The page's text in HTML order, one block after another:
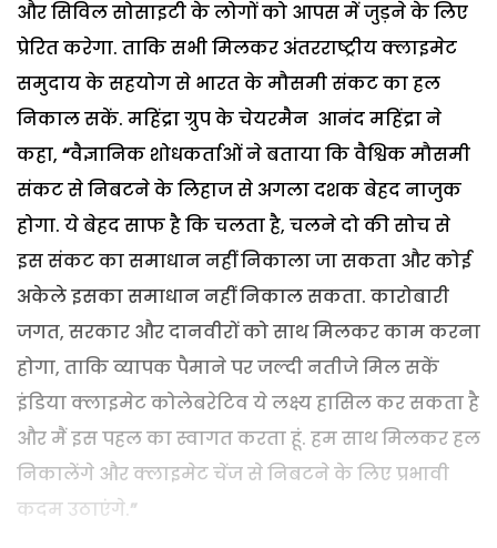
और सिविल सोसाइटी के लोगों को आपस में जुड़ने के लिए
प्रेरित करेगा. ताकि सभी मिलकर अंतरराष्ट्रीय क्लाइमेट
समुदाय के सहयोग से भारत के मौसमी संकट का हल
निकाल सकें. महिंद्रा ग्रुप के चेयरमैन आनंद महिंद्रा ने
कहा, “वैज्ञानिक शोधकर्ताओं ने बताया कि वैश्विक मौसमी
संकट से निबटने के लिहाज से अगला दशक बेहद नाजुक
होगा. ये बेहद साफ है कि चलता है, चलने दो की सोच से
इस संकट का समाधान नहीं निकाला जा सकता और कोई
अकेले इसका समाधान नहीं निकाल सकता. कारोबारी
जगत, सरकार और दानवीरों को साथ मिलकर काम करना
होगा, ताकि व्यापक पैमाने पर जल्दी नतीजे मिल सकें
इंडिया क्लाइमेट कोलेबरेटिव ये लक्ष्य हासिल कर सकता है
और मैं इस पहल का स्वागत करता हूं. हम साथ मिलकर हल
निकालेंगे और क्लाइमेट चेंज से निबटने के लिए प्रभावी
कदम उठाएंगे.”